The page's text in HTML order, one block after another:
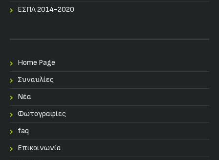
ΕΣΠΑ 2014-2020
Home Page
Συναυλίες
Nέα
Φωτογραφίες
faq
Επικοινωνία